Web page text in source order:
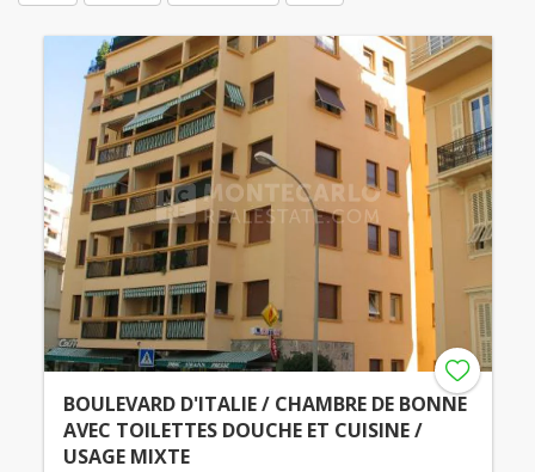
BOULEVARD D'ITALIE / CHAMBRE DE BONNE
AVEC TOILETTES DOUCHE ET CUISINE /
USAGE MIXTE